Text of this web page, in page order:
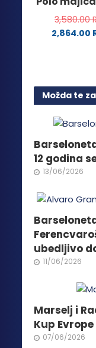
3,580.00
2,864.00
više
biti
na
Možda te
12 godina
13/06/2026
ubedljivo
11/06/2026
Marselj i
Kup Evrope
07/06/2026